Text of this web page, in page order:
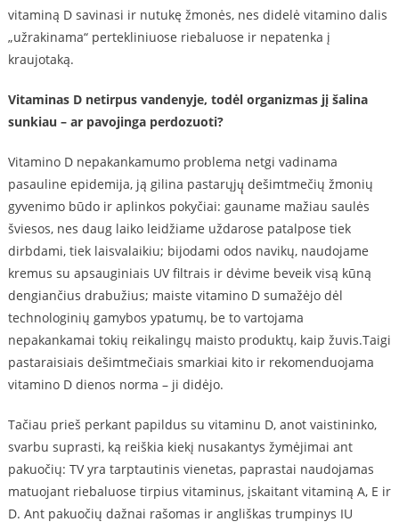
vitaminą D savinasi ir nutukę žmonės, nes didelė vitamino dalis
„užrakinama“ pertekliniuose riebaluose ir nepatenka į
kraujotaką.
Vitaminas D netirpus vandenyje, todėl organizmas jį šalina
sunkiau – ar pavojinga perdozuoti?
Vitamino D nepakankamumo problema netgi vadinama
pasauline epidemija, ją gilina pastarųjų̨ dešimtmečių žmonių
gyvenimo būdo ir aplinkos pokyčiai: gauname mažiau saulės
šviesos, nes daug laiko leidžiame uždarose patalpose tiek
dirbdami, tiek laisvalaikiu; bijodami odos navikų, naudojame
kremus su apsauginiais UV filtrais ir dėvime beveik visą kūną
dengiančius drabužius; maiste vitamino D sumažėjo dėl
technologinių gamybos ypatumų, be to vartojama
nepakankamai tokių reikalingų maisto produktų, kaip žuvis.Taigi
pastaraisiais dešimtmečiais smarkiai kito ir rekomenduojama
vitamino D dienos norma – ji didėjo.
Tačiau prieš perkant papildus su vitaminu D, anot vaistininko,
svarbu suprasti, ką reiškia kiekį nusakantys žymėjimai ant
pakuočių: TV yra tarptautinis vienetas, paprastai naudojamas
matuojant riebaluose tirpius vitaminus, įskaitant vitaminą A, E ir
D. Ant pakuočių dažnai rašomas ir angliškas trumpinys IU